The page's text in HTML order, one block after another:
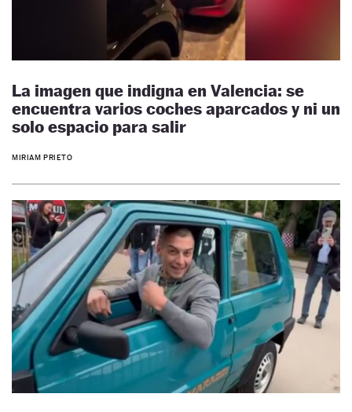
La imagen que indigna en Valencia: se
encuentra varios coches aparcados y ni un
solo espacio para salir
MIRIAM PRIETO